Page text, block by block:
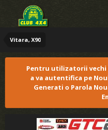
Vitara, X90
Pentru utilizatorii vechi
a va autentifica pe
Generati o Parola